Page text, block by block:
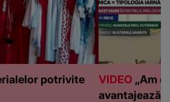
potrivite
VIDEO „Am
avantajează